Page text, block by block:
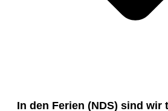
In den Ferien (NDS) sind wir